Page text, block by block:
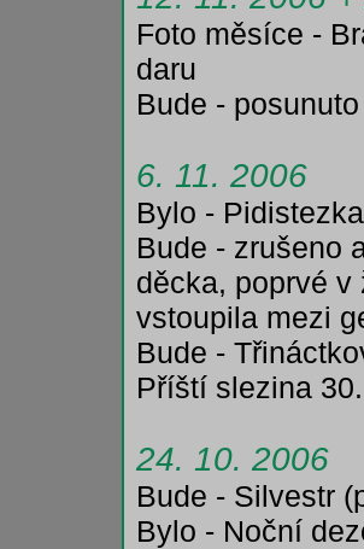
Foto měsíce -
daru
Bude -
6. 11. 2006
Bylo -
Bude - zrušeno
děcka, poprvé
vstoupila mezi
Bude -
Příští slezina
24. 10. 2006
Bude - Silvestr
Bylo - Noční